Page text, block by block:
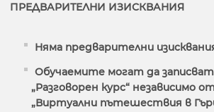
ПРЕДВАРИТЕЛНИ ИЗИСКВАНИЯ
Няма предварителни
Обучаемите могат да записват
„Разговорен курс“ независимо
„Виртуални пътешествия в